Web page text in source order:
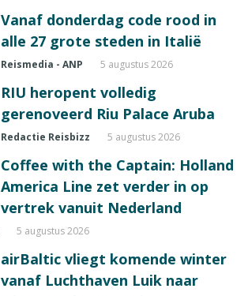
Vanaf donderdag code rood in
alle 27 grote steden in Italië
Reismedia - ANP 5 augustus 2026
RIU heropent volledig
gerenoveerd Riu Palace Aruba
Redactie Reisbizz 5 augustus 2026
Coffee with the Captain: Holland
America Line zet verder in op
vertrek vanuit Nederland
5 augustus 2026
airBaltic vliegt komende winter
vanaf Luchthaven Luik naar